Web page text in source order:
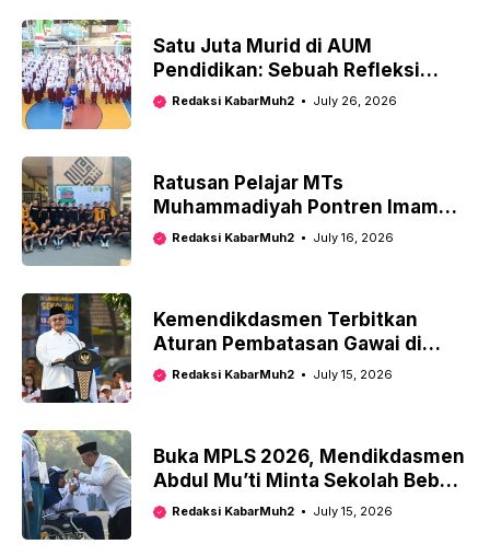
Satu Juta Murid di AUM
Pendidikan: Sebuah Refleksi
untuk Muhammadiyah Perkuat
Redaksi KabarMuh2 July 26, 2026
Ratusan Pelajar MTs
Muhammadiyah Pontren Imam
Syuhodo Deklarasikan Gerakan
Redaksi KabarMuh2 July 16, 2026
Kemendikdasmen Terbitkan
Aturan Pembatasan Gawai di
Sekolah untuk Wujudkan Budaya
Redaksi KabarMuh2 July 15, 2026
Buka MPLS 2026, Mendikdasmen
Abdul Mu’ti Minta Sekolah Bebas
Perpeloncoan dan Senioritas
Redaksi KabarMuh2 July 15, 2026